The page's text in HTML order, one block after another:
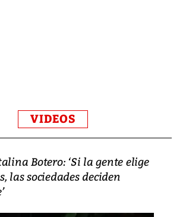
VIDEOS
Botero: ‘Si la gente elige
las sociedades deciden